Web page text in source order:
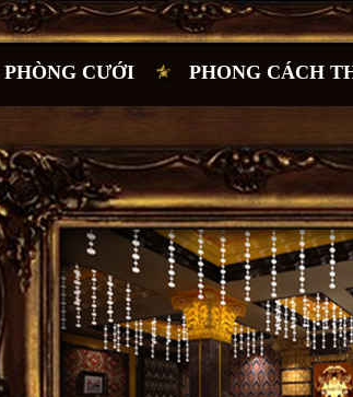
PHÒNG CƯỚI PHONG CÁCH